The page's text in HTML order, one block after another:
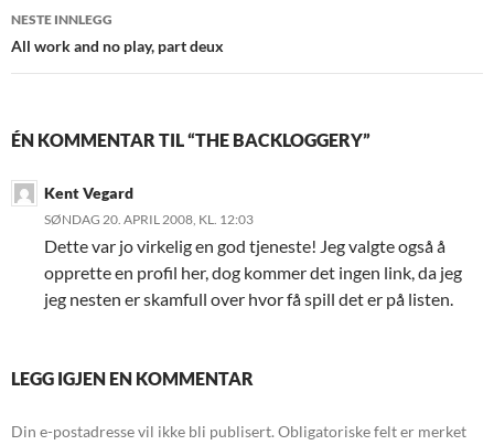
NESTE INNLEGG
All work and no play, part deux
ÉN KOMMENTAR TIL “THE BACKLOGGERY”
Kent Vegard
SØNDAG 20. APRIL 2008, KL. 12:03
Dette var jo virkelig en god tjeneste! Jeg valgte også å
opprette en profil her, dog kommer det ingen link, da jeg
jeg nesten er skamfull over hvor få spill det er på listen.
LEGG IGJEN EN KOMMENTAR
Din e-postadresse vil ikke bli publisert. Obligatoriske felt er merket